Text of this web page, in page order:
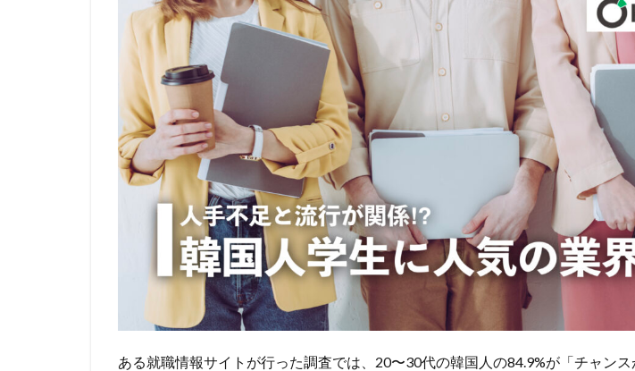
ある就職情報サイトが行った調査では、20〜30代の韓国人の84.9%が「チャン